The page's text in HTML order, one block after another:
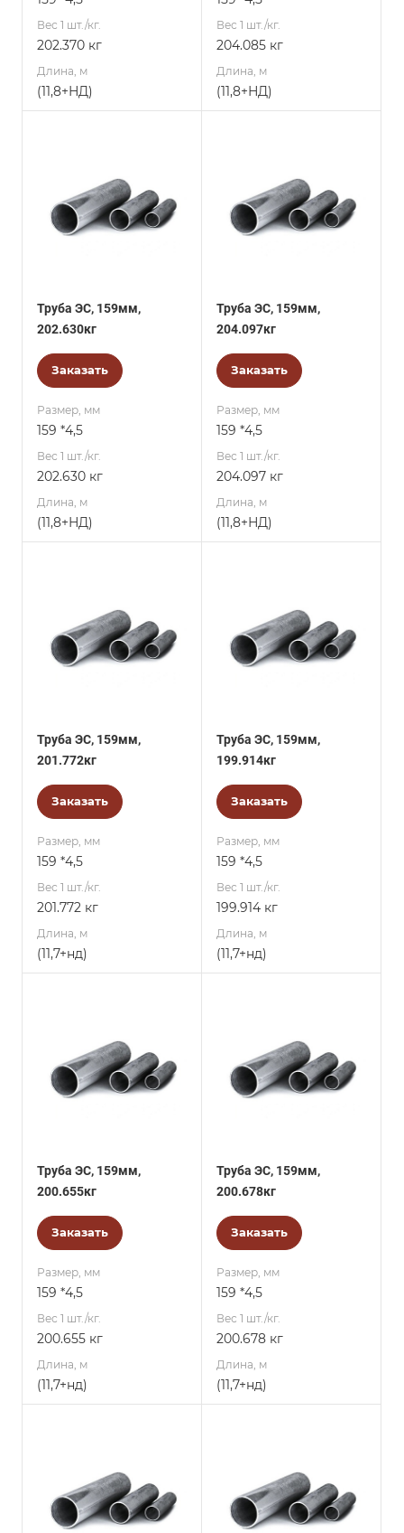
Вес 1 шт./кг.
202.370 кг
Длина, м
(11,8+НД)
Вес 1 шт./кг.
204.085 кг
Длина, м
(11,8+НД)
Труба ЭС, 159мм,
202.630кг
Заказать
Размер, мм
159 *4,5
Вес 1 шт./кг.
202.630 кг
Длина, м
(11,8+НД)
Труба ЭС, 159мм,
204.097кг
Заказать
Размер, мм
159 *4,5
Вес 1 шт./кг.
204.097 кг
Длина, м
(11,8+НД)
Труба ЭС, 159мм,
201.772кг
Заказать
Размер, мм
159 *4,5
Вес 1 шт./кг.
201.772 кг
Длина, м
(11,7+нд)
Труба ЭС, 159мм,
199.914кг
Заказать
Размер, мм
159 *4,5
Вес 1 шт./кг.
199.914 кг
Длина, м
(11,7+нд)
Труба ЭС, 159мм,
200.655кг
Заказать
Размер, мм
159 *4,5
Вес 1 шт./кг.
200.655 кг
Длина, м
(11,7+нд)
Труба ЭС, 159мм,
200.678кг
Заказать
Размер, мм
159 *4,5
Вес 1 шт./кг.
200.678 кг
Длина, м
(11,7+нд)